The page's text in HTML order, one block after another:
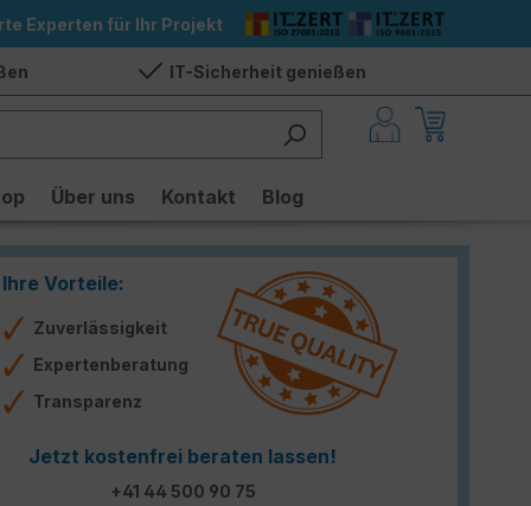
Experten für Ihr Projekt
IT-Sicherheit genießen
Über uns Kontakt Blog
Ihre Vorteile:
Zuverlässigkeit
Expertenberatung
Transparenz
Jetzt kostenfrei beraten lassen!
+41 44 500 90 75